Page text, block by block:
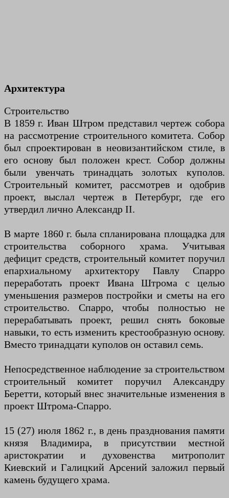
Архитектура
Строительство
В 1859 г. Иван Штром представил чертеж собора
на рассмотрение строительного комитета. Собор
был спроектирован в неовизантийском стиле, в
его основу был положен крест. Собор должны
были увенчать тринадцать золотых куполов.
Строительный комитет, рассмотрев и одобрив
проект, выслал чертеж в Петербург, где его
утвердил лично Александр II.
В марте 1860 г. была спланирована площадка для
строительства соборного храма. Учитывая
дефицит средств, строительный комитет поручил
епархиальному архитектору Павлу Спарро
переработать проект Ивана Штрома с целью
уменьшения размеров постройки и сметы на его
строительство. Спарро, чтобы полностью не
перерабатывать проект, решил снять боковые
навыки, то есть изменить крестообразную основу.
Вместо тринадцати куполов он оставил семь.
Непосредственное наблюдение за строительством
строительный комитет поручил Александру
Беретти, который внес значительные изменения в
проект Штрома-Спарро.
15 (27) июля 1862 г., в день празднования памяти
князя Владимира, в присутствии местной
аристократии и духовенства митрополит
Киевский и Галицкий Арсений заложил первый
камень будущего храма.